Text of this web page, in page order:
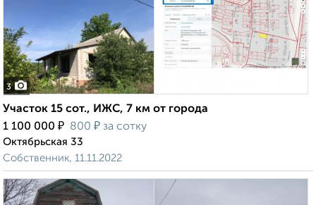
3
Участок 15 сот., ИЖС, 7 км от города
1 100 000 ₽ 800 ₽ за сотку
Октябрьская 33
Собственник, 11.11.2022